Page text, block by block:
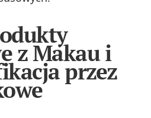
z Makau i
przez